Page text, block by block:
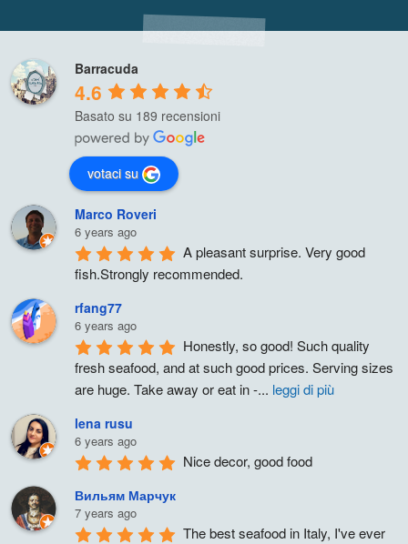
Barracuda
4.6
Basato su 189 recensioni
votaci su
Marco Roveri
6 years ago
A pleasant surprise. Very good
fish.Strongly recommended.
rfang77
6 years ago
Honestly, so good! Such quality
fresh seafood, and at such good prices. Serving sizes
are huge. Take away or eat in -... leggi di più
lena rusu
6 years ago
Nice decor, good food
Вильям Марчук
7 years ago
The best seafood in Italy, I've ever